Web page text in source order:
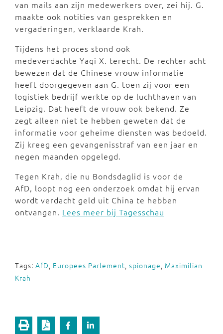
van mails aan zijn medewerkers over, zei hij. G.
maakte ook notities van gesprekken en
vergaderingen, verklaarde Krah.
Tijdens het proces stond ook
medeverdachte Yaqi X. terecht. De rechter acht
bewezen dat de Chinese vrouw informatie
heeft doorgegeven aan G. toen zij voor een
logistiek bedrijf werkte op de luchthaven van
Leipzig. Dat heeft de vrouw ook bekend. Ze
zegt alleen niet te hebben geweten dat de
informatie voor geheime diensten was bedoeld.
Zij kreeg een gevangenisstraf van een jaar en
negen maanden opgelegd.
Tegen Krah, die nu Bondsdaglid is voor de
AfD, loopt nog een onderzoek omdat hij ervan
wordt verdacht geld uit China te hebben
ontvangen. Lees meer bij Tagesschau
Tags: AfD, Europees Parlement, spionage, Maximilian
Krah